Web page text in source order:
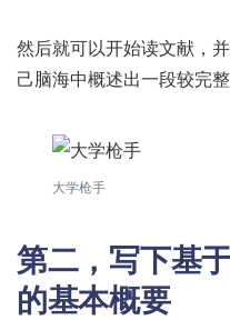
然后就可以开始读文献，
己脑海中概述出一段较完整
大学枪手
第二，写下基
的基本概要